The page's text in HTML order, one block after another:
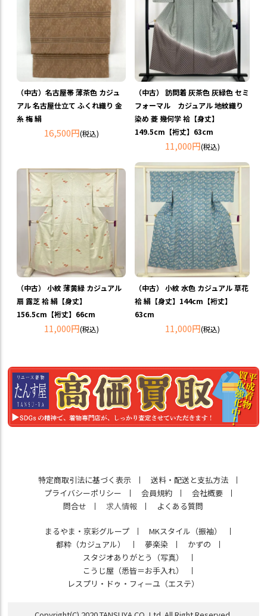
（中古）名古屋帯 薄茶色 カジュ
アル 名古屋仕立て ふくれ織り 金
糸 梅 絹
16,500円(税込)
（中古） 訪問着 灰茶色 灰緑色 セミ
フォーマル カジュアル 地紋織り
染め 菱 幾何学 袷【身丈】
149.5cm【裄丈】63cm
11,000円(税込)
（中古） 小紋 薄黄緑 カジュアル
扇 露芝 袷 絹【身丈】
156.5cm【裄丈】66cm
11,000円(税込)
（中古） 小紋 水色 カジュアル 草花
袷 絹【身丈】144cm【裄丈】
63cm
11,000円(税込)
特定商取引法に基づく表示
送料・配送と支払方法
プライバシーポリシー
会員規約
会社概要
問合せ
求人情報 よくある質問
まるやま・京彩グループ
MKスタイル（振袖）
都粋（カジュアル）
夢楽染
かずの
スタジオありがとう（写真）
こうじ屋（悉皆＝お手入れ）
レスプリ・ドゥ・フィーユ（エステ）